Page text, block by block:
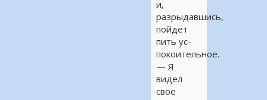
и,
разрыдавшись,
пойдет
пить ус-
покоительное.
— Я
видел
свое